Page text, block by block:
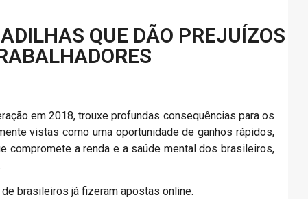
QUE DÃO PREJUÍZOS
em 2018, trouxe profundas consequências para os
vistas como uma oportunidade de ganhos rápidos,
compromete a renda e a saúde mental dos brasileiros,
brasileiros já fizeram apostas online.